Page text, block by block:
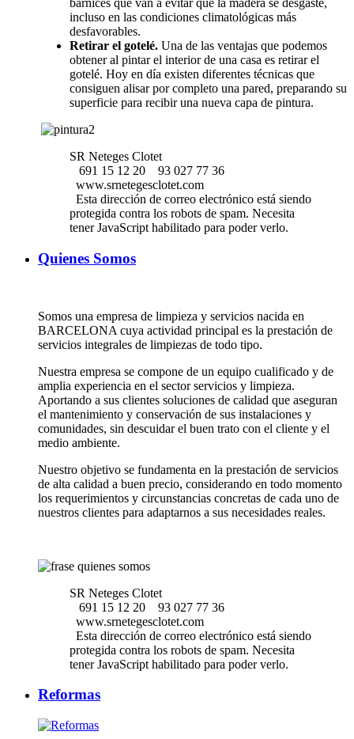
barnices que van a evitar que la madera se desgaste,
incluso en las condiciones climatológicas más
desfavorables.
Retirar el gotelé. Una de las ventajas que podemos
obtener al pintar el interior de una casa es retirar el
gotelé. Hoy en día existen diferentes técnicas que
consiguen alisar por completo una pared, preparando su
superficie para recibir una nueva capa de pintura.
SR Neteges Clotet
691 15 12 20
93 027 77 36
www.srnetegesclotet.com
Esta dirección de correo electrónico está siendo
protegida contra los robots de spam. Necesita
tener JavaScript habilitado para poder verlo.
Quienes Somos
Somos una empresa de limpieza y servicios nacida en
BARCELONA cuya actividad principal es la prestación de
servicios integrales de limpiezas de todo tipo.
Nuestra empresa se compone de un equipo cualificado y de
amplia experiencia en el sector servicios y limpieza.
Aportando a sus clientes soluciones de calidad que aseguran
el mantenimiento y conservación de sus instalaciones y
comunidades, sin descuidar el buen trato con el cliente y el
medio ambiente.
Nuestro objetivo se fundamenta en la prestación de servicios
de alta calidad a buen precio, considerando en todo momento
los requerimientos y circunstancias concretas de cada uno de
nuestros clientes para adaptarnos a sus necesidades reales.
SR Neteges Clotet
691 15 12 20
93 027 77 36
www.srnetegesclotet.com
Esta dirección de correo electrónico está siendo
protegida contra los robots de spam. Necesita
tener JavaScript habilitado para poder verlo.
Reformas